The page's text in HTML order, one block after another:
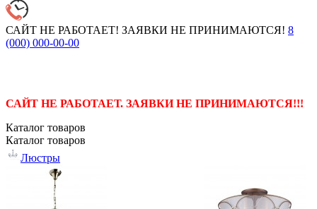
САЙТ НЕ РАБОТАЕТ! ЗАЯВКИ НЕ ПРИНИМАЮТСЯ! 8
(000) 000-00-00
САЙТ НЕ РАБОТАЕТ. ЗАЯВКИ НЕ ПРИНИМАЮТСЯ!!!
Каталог товаров
Каталог товаров
Люстры